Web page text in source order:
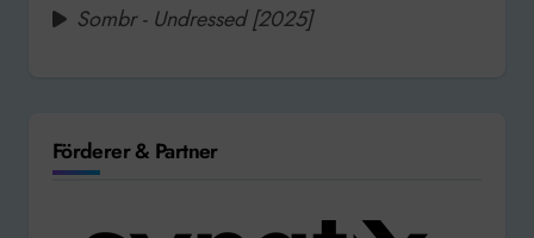
Sombr - Undressed [2025]
Förderer & Partner